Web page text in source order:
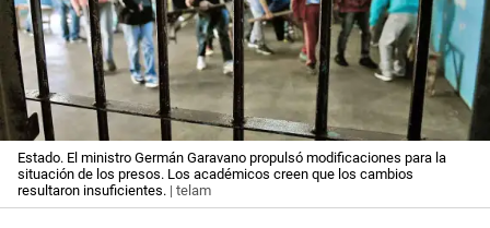
Estado. El ministro Germán Garavano propulsó modificaciones para la
situación de los presos. Los académicos creen que los cambios
resultaron insuficientes. | telam